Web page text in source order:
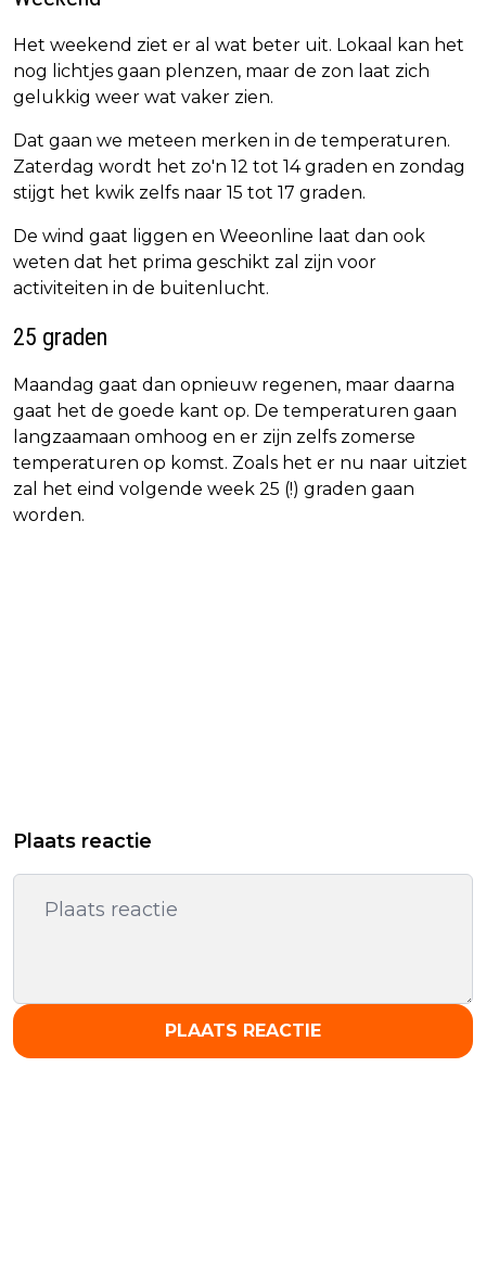
Het weekend ziet er al wat beter uit. Lokaal kan het
nog lichtjes gaan plenzen, maar de zon laat zich
gelukkig weer wat vaker zien.
Dat gaan we meteen merken in de temperaturen.
Zaterdag wordt het zo'n 12 tot 14 graden en zondag
stijgt het kwik zelfs naar 15 tot 17 graden.
De wind gaat liggen en Weeonline laat dan ook
weten dat het prima geschikt zal zijn voor
activiteiten in de buitenlucht.
25 graden
Maandag gaat dan opnieuw regenen, maar daarna
gaat het de goede kant op. De temperaturen gaan
langzaamaan omhoog en er zijn zelfs zomerse
temperaturen op komst. Zoals het er nu naar uitziet
zal het eind volgende week 25 (!) graden gaan
worden.
Plaats reactie
PLAATS REACTIE